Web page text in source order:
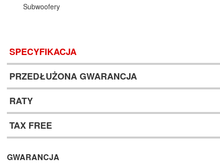
Subwoofery
SPECYFIKACJA
PRZEDŁUŻONA GWARANCJA
RATY
TAX FREE
GWARANCJA